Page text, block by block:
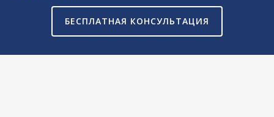
БЕСПЛАТНАЯ КОНСУЛЬТАЦИЯ